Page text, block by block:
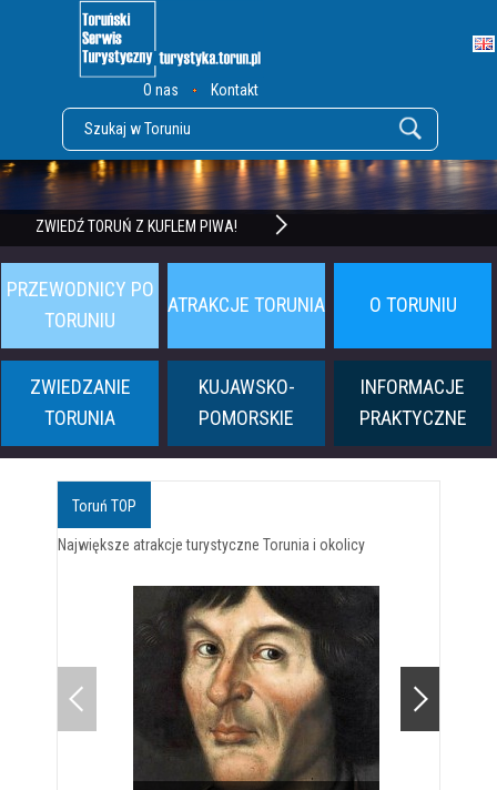
O nas Kontakt
ZWIEDŹ TORUŃ Z KUFLEM PIWA!
POZNAJ TWIERDZĘ TORUŃ
PRZEWODNICY PO
TORUNIU
ATRAKCJE TORUNIA O TORUNIU
ZWIEDZANIE
TORUNIA
KUJAWSKO-
POMORSKIE
INFORMACJE
PRAKTYCZNE
Toruń TOP
Największe atrakcje turystyczne Torunia i okolicy